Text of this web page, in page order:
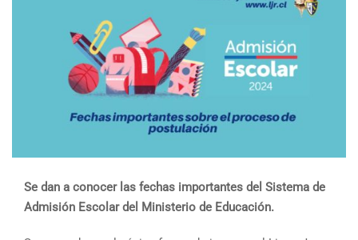
Se dan a conocer las fechas importantes del Sistema de
Admisión Escolar del Ministerio de Educación.